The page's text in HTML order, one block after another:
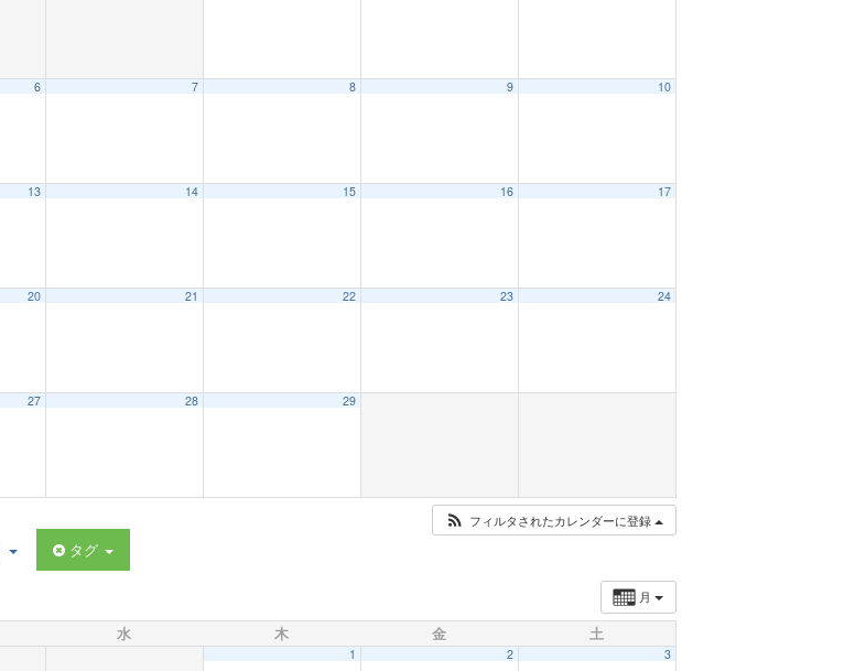
6 7 8 9 10
13 14 15 16 17
20 21 22 23 24
27 28 29
フィルタされたカレンダーに登録
タグ
月
水 木 金 土
1 2 3